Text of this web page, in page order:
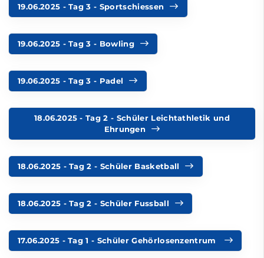
19.06.2025 - Tag 3 - Sportschiessen
19.06.2025 - Tag 3 - Bowling
19.06.2025 - Tag 3 - Padel
18.06.2025 - Tag 2 - Schüler Leichtathletik und
Ehrungen
18.06.2025 - Tag 2 - Schüler Basketball
18.06.2025 - Tag 2 - Schüler Fussball
17.06.2025 - Tag 1 - Schüler Gehörlosenzentrum